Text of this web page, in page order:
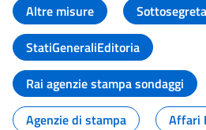
Altre misure
StatiGeneraliEditoria
Rai agenzie stampa sondaggi
Agenzie di stampa
Affari